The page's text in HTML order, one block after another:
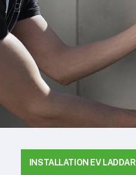
INSTALLATION EV